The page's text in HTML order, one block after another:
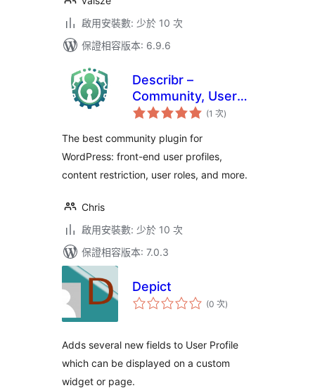
啟用安裝數: 少於 10 次
保證相容版本: 6.9.6
Describr –
Community, User
Profile, Content
Editor Plugin
(1 次評
分)
The best community plugin for
WordPress: front-end user profiles,
content restriction, user roles, and more.
Chris
啟用安裝數: 少於 10 次
保證相容版本: 7.0.3
Depict
(0 次評
分)
Adds several new fields to User Profile
which can be displayed on a custom
widget or page.